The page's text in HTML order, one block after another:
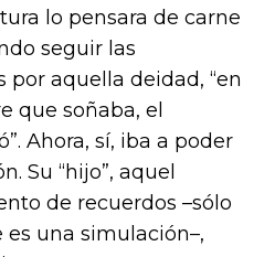
lo pensara de carne
seguir las
por aquella deidad, “en
que soñaba, el
Ahora, sí, iba a poder
Su “hijo”, aquel
de recuerdos –sólo
una simulación–,